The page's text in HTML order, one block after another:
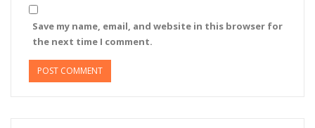
Save my name, email, and website in this browser for
the next time I comment.